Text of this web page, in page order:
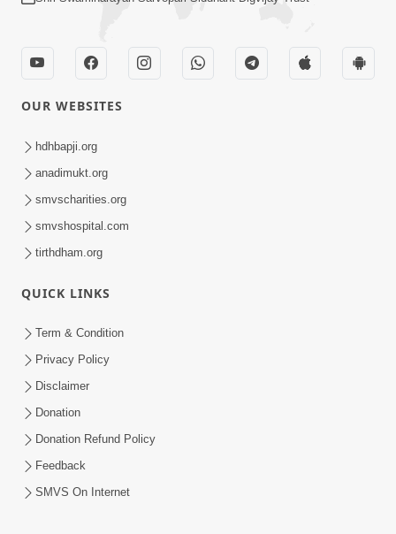
OUR WEBSITES
hdhbapji.org
anadimukt.org
smvscharities.org
smvshospital.com
tirthdham.org
QUICK LINKS
Term & Condition
Privacy Policy
Disclaimer
Donation
Donation Refund Policy
Feedback
SMVS On Internet